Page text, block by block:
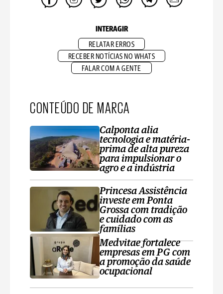
INTERAGIR
RELATAR ERROS
RECEBER NOTÍCIAS NO WHATS
FALAR COM A GENTE
CONTEÚDO DE MARCA
Calponta alia
tecnologia e matéria-
prima de alta pureza
para impulsionar o
agro e a indústria
Princesa Assistência
investe em Ponta
Grossa com tradição
e cuidado com as
famílias
Medvitae fortalece
empresas em PG com
a promoção da saúde
ocupacional